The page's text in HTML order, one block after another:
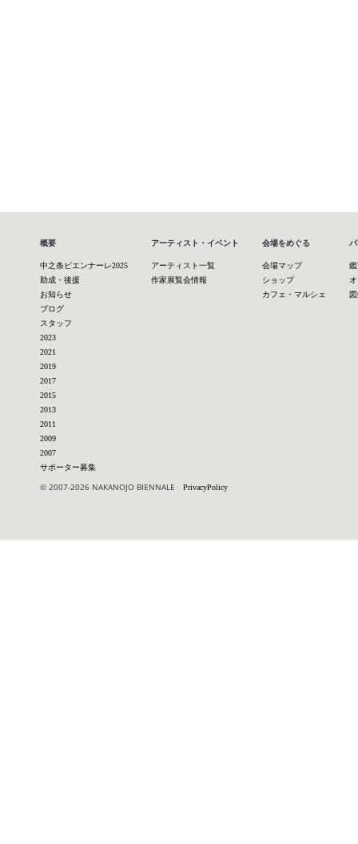
概要
中之条ビエンナーレ2025
助成・後援
お知らせ
ブログ
スタッフ
2023
2021
2019
2017
2015
2013
2011
2009
2007
サポーター募集
アーティスト・イベント
アーティスト一覧
作家展覧会情報
会場をめぐる
会場マップ
ショップ
カフェ・マルシェ
© 2007-2026 NAKANOJO BIENNALE PrivacyPolicy